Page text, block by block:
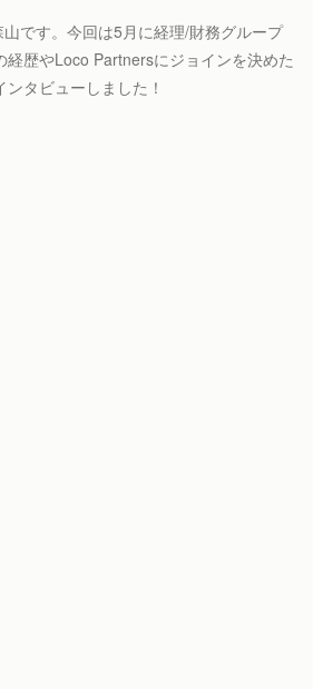
です。今回は5月に経理/財務グループ
歴やLoco Partnersにジョインを決めた
タビューしました！